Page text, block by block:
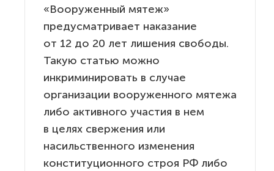
«Вооруженный мятеж»
предусматривает наказание
от 12 до 20 лет лишения свободы.
Такую статью можно
инкриминировать в случае
организации вооруженного мятежа
либо активного участия в нем
в целях свержения или
насильственного изменения
конституционного строя РФ либо